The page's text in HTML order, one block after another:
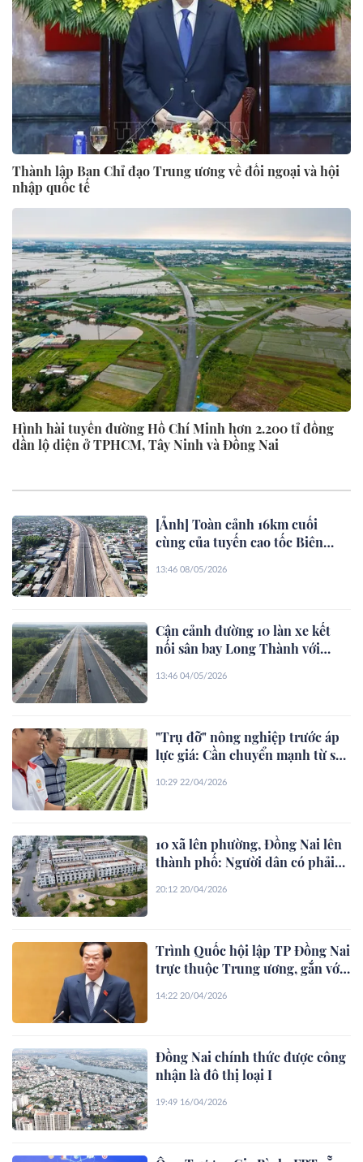
Đảng, hệ thống chính trị và tháo gỡ khó khăn, vướng mắc, xử lý
các đề xuất, kiến nghị của Thành p
Thành lập Ban Chỉ đạo Trung ương về đối ngoại và hội
nhập quốc tế
Hình hài tuyến đường Hồ Chí Minh hơn 2.200 tỉ đồng
dần lộ diện ở TPHCM, Tây Ninh và Đồng Nai
[Ảnh] Toàn cảnh 16km cuối
cùng của tuyến cao tốc Biên
13:46 08/05/2026
Cận cảnh đường 10 làn xe kết
nối sân bay Long Thành với
13:46 04/05/2026
"Trụ đỡ" nông nghiệp trước áp
lực giá: Cần chuyển mạnh từ sản
10:29 22/04/2026
10 xã lên phường, Đồng Nai lên
thành phố: Người dân có phải
20:12 20/04/2026
Trình Quốc hội lập TP Đồng Nai
trực thuộc Trung ương, gắn với
14:22 20/04/2026
Đồng Nai chính thức được công
nhận là đô thị loại I
19:49 16/04/2026